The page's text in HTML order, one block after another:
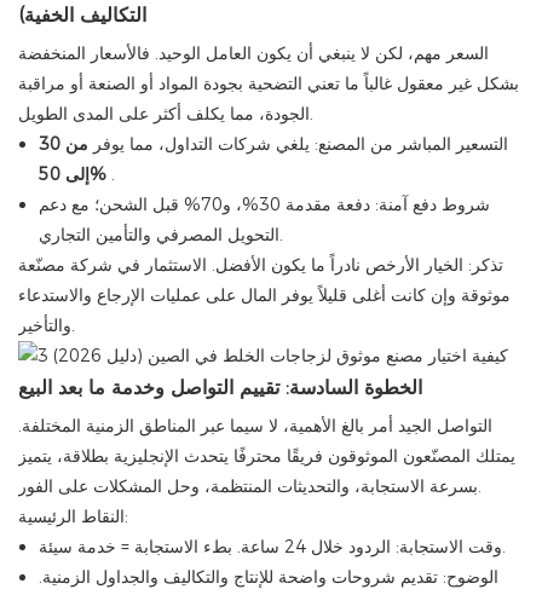
التكاليف الخفية)
السعر مهم، لكن لا ينبغي أن يكون العامل الوحيد. فالأسعار المنخفضة
بشكل غير معقول غالباً ما تعني التضحية بجودة المواد أو الصنعة أو مراقبة
الجودة، مما يكلف أكثر على المدى الطويل.
التسعير المباشر من المصنع: يلغي شركات التداول، مما يوفر
من 30
إلى 50%.
شروط دفع آمنة: دفعة مقدمة 30%، و70% قبل الشحن؛ مع دعم
التحويل المصرفي والتأمين التجاري.
تذكر: الخيار الأرخص نادراً ما يكون الأفضل. الاستثمار في شركة مصنّعة
موثوقة وإن كانت أغلى قليلاً يوفر المال على عمليات الإرجاع والاستدعاء
والتأخير.
الخطوة السادسة: تقييم التواصل وخدمة ما بعد البيع
التواصل الجيد أمر بالغ الأهمية، لا سيما عبر المناطق الزمنية المختلفة.
يمتلك المصنّعون الموثوقون فريقًا محترفًا يتحدث الإنجليزية بطلاقة، يتميز
بسرعة الاستجابة، والتحديثات المنتظمة، وحل المشكلات على الفور.
النقاط الرئيسية:
وقت الاستجابة: الردود خلال 24 ساعة. بطء الاستجابة = خدمة سيئة.
الوضوح: تقديم شروحات واضحة للإنتاج والتكاليف والجداول الزمنية.